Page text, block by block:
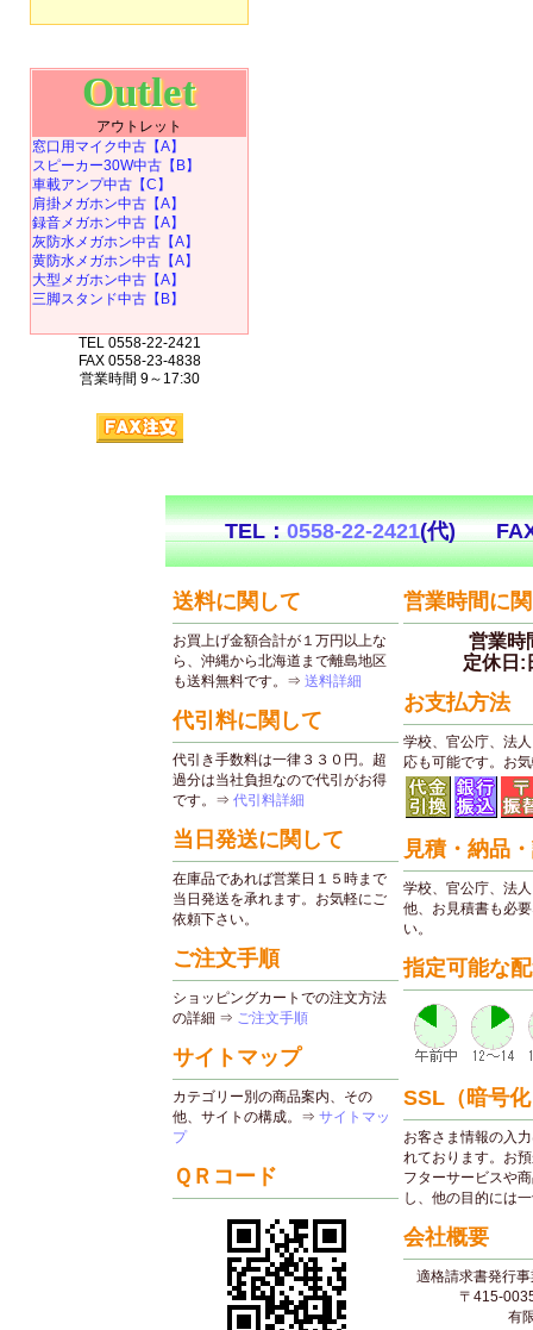
Outlet
アウトレット
窓口用マイク中古【A】
スピーカー30W中古【B】
車載アンプ中古【C】
肩掛メガホン中古【A】
録音メガホン中古【A】
灰防水メガホン中古【A】
黄防水メガホン中古【A】
大型メガホン中古【A】
三脚スタンド中古【B】
TEL 0558-22-2421
FAX 0558-23-4838
営業時間 9～17:30